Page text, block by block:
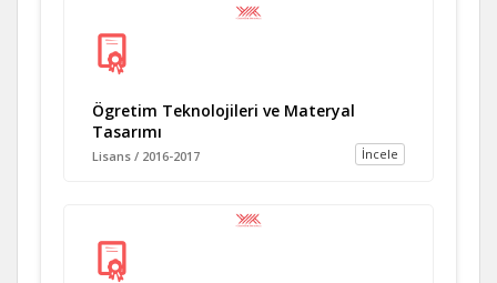
Ögretim Teknolojileri ve Materyal
Tasarımı
İncele
Lisans / 2016-2017